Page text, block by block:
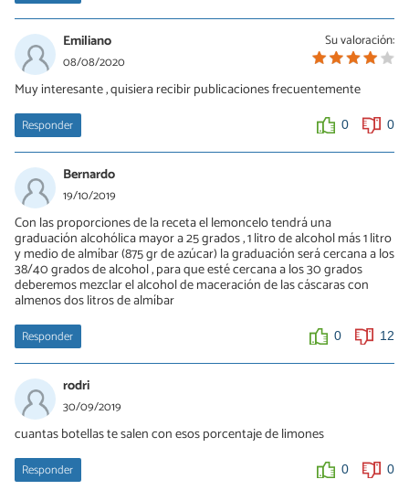
Su valoración:
Emiliano
08/08/2020
Muy interesante , quisiera recibir publicaciones frecuentemente
Responder 0 0
Bernardo
19/10/2019
Con las proporciones de la receta el lemoncelo tendrá una
graduación alcohólica mayor a 25 grados , 1 litro de alcohol más 1 litro
y medio de almíbar (875 gr de azúcar) la graduación será cercana a los
38/40 grados de alcohol , para que esté cercana a los 30 grados
deberemos mezclar el alcohol de maceración de las cáscaras con
almenos dos litros de almíbar
Responder 0 12
rodri
30/09/2019
cuantas botellas te salen con esos porcentaje de limones
Responder 0 0